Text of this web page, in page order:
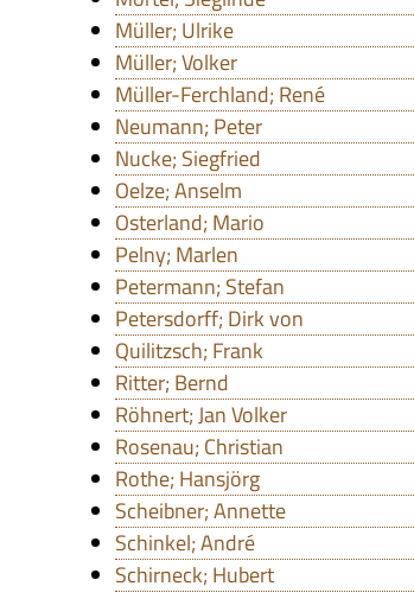
Müller; Ulrike
Müller; Volker
Müller-Ferchland; René
Neumann; Peter
Nucke; Siegfried
Oelze; Anselm
Osterland; Mario
Pelny; Marlen
Petermann; Stefan
Petersdorff; Dirk von
Quilitzsch; Frank
Ritter; Bernd
Röhnert; Jan Volker
Rosenau; Christian
Rothe; Hansjörg
Scheibner; Annette
Schinkel; André
Schirneck; Hubert